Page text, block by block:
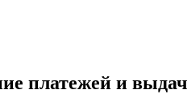
платежей и